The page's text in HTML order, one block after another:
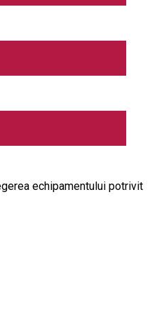
echipamentului potrivit